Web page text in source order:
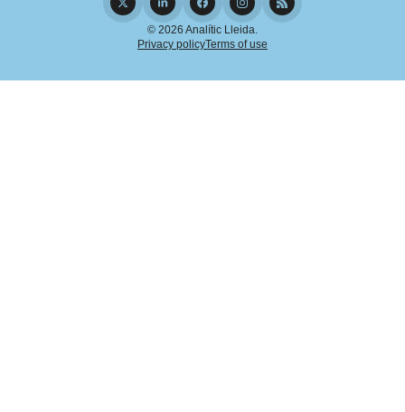
© 2026 Analític Lleida.
Privacy policyTerms of use